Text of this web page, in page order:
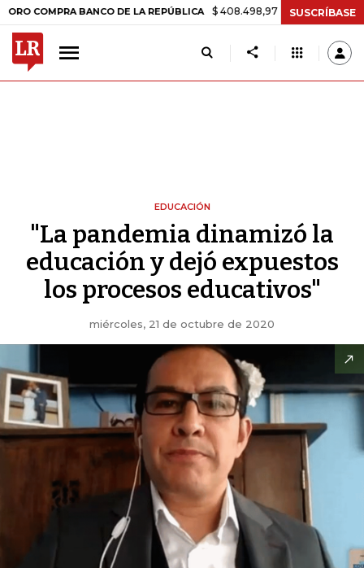
BANCO DE LA REPÚBLICA $ 408.498,97 +$ 8.753,81 +2,19%
SUSCRÍBASE
EDUCACIÓN
"La pandemia dinamizó la
educación y dejó expuestos
los procesos educativos"
miércoles, 21 de octubre de 2020